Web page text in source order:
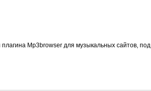
Mp3browser для музыкальных сайтов, под